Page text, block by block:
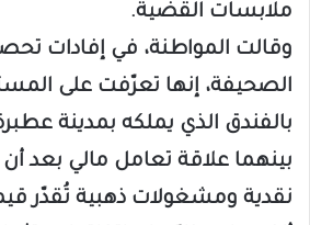
ملابسات القضية.
وقالت المواطنة، في إفادات
الصحيفة، إنها تعرّفت على
بالفندق الذي يملكه بمدينة
بينهما علاقة تعامل مالي بعد